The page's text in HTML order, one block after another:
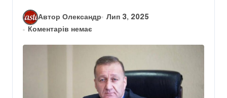
Автор Олександр
Лип 3, 2025
Коментарів немає